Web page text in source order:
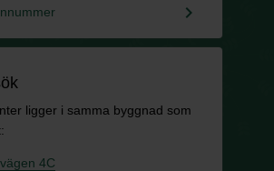
keyboard_arrow_right
ligger i samma byggnad som
4C